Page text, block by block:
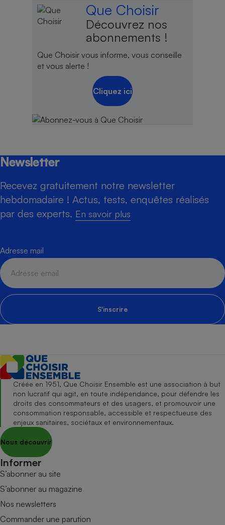
Que Choisir
Découvrez nos
abonnements !
Que Choisir vous informe, vous conseille
et vous alerte !
Cliquez ici
Newsletter
Recevez gratuitement notre newsletter
hebdomadaire ! Actus, tests, enquêtes réalisés
par des experts. En savoir plus
Adresse mail
S'inscrire
Créée en 1951, Que Choisir Ensemble est une association à but
non lucratif qui agit, en toute indépendance, pour défendre les
droits des consommateurs et des usagers, et promouvoir une
consommation responsable, accessible et respectueuse des
enjeux sanitaires, sociétaux et environnementaux.
Nous découvrir
Informer
S’abonner au site
S’abonner au magazine
Nos newsletters
Commander une parution